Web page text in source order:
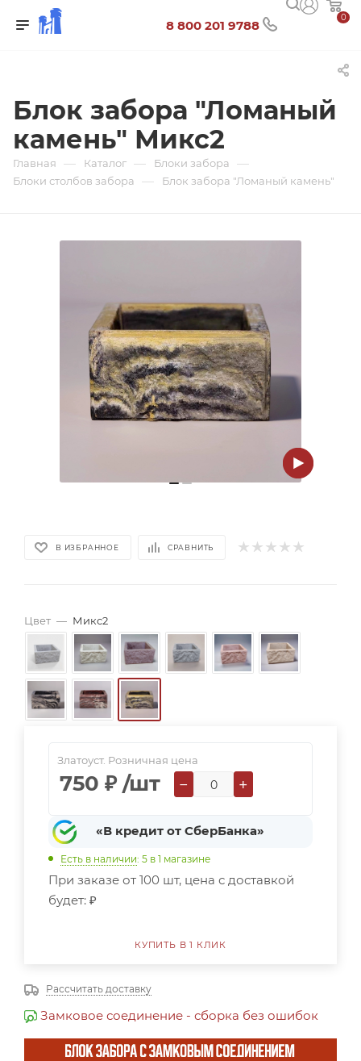
0
8 800 201 9788
Блок забора "Ломаный
камень" Микс2
Главная — Каталог — Блоки забора —
Блоки столбов забора — Блок забора "Ломаный камень"
В ИЗБРАННОЕ СРАВНИТЬ
Цвет — Микс2
Златоуст. Розничная цена
750 ₽ /шт − +
«В кредит от СберБанка»
Есть в наличии: 5 в 1 магазине
При заказе от 100 шт, цена с доставкой
будет: ₽
КУПИТЬ В 1 КЛИК
Рассчитать доставку
Замковое соединение - сборка без ошибок